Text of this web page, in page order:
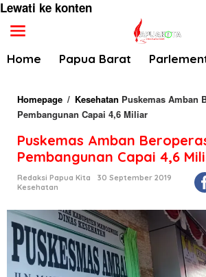
Lewati ke konten
Home Papua Barat
Homepage / Kesehatan Puskemas Amban
Pembangunan Capai 4,6 Miliar
Puskemas Amban
Pembangunan Capai 4,6
Redaksi Papua Kita
30 September 2019
Kesehatan